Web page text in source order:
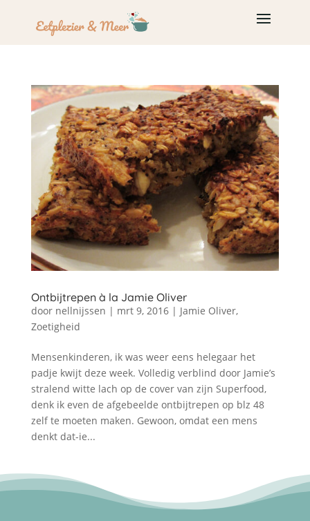
Ontbijtrepen à la Jamie Oliver
door nellnijssen | mrt 9, 2016| Jamie Oliver,
Zoetigheid
Mensenkinderen, ik was weer eens helegaar het
padje kwijt deze week. Volledig verblind door Jamie’s
stralend witte lach op de cover van zijn Superfood,
denk ik even de afgebeelde ontbijtrepen op blz 48
zelf te moeten maken. Gewoon, omdat een mens
denkt dat-ie...